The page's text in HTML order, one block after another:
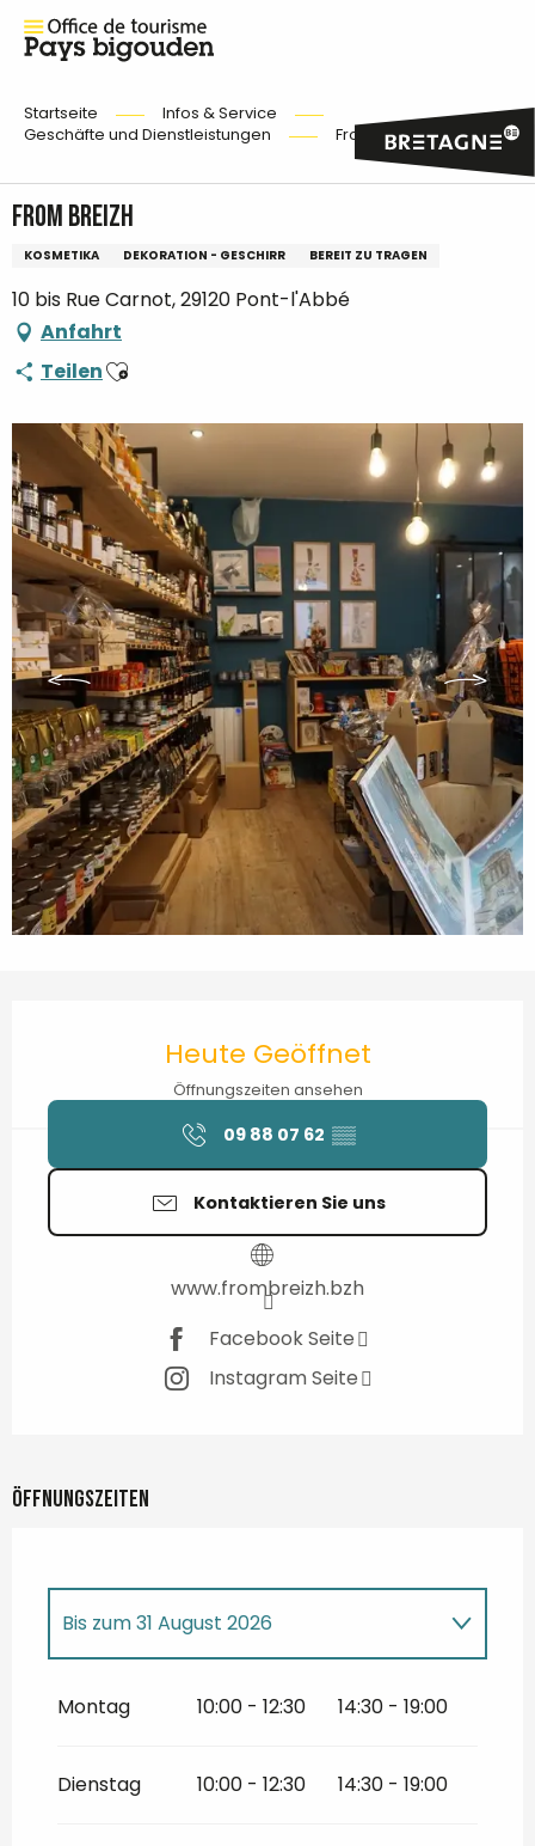
Startseite
Infos & Service
Geschäfte und Dienstleistungen
From Breizh
From Breizh
KOSMETIKA DEKORATION - GESCHIRR BEREIT ZU TRAGEN
10 bis Rue Carnot, 29120 Pont-l'Abbé
Anfahrt
TeilenAjouter aux favoris
Heute Geöffnet
Öffnungszeiten ansehen
09 88 07 62 ▒▒
Kontaktieren Sie uns
www.frombreizh.bzh
Facebook Seite
Instagram Seite
Öffnungszeiten
2026
Bis zum31 August 2026
Dezember 2026
Montag 10:00 - 12:30 14:30 - 19:00
Dienstag 10:00 - 12:30 14:30 - 19:00